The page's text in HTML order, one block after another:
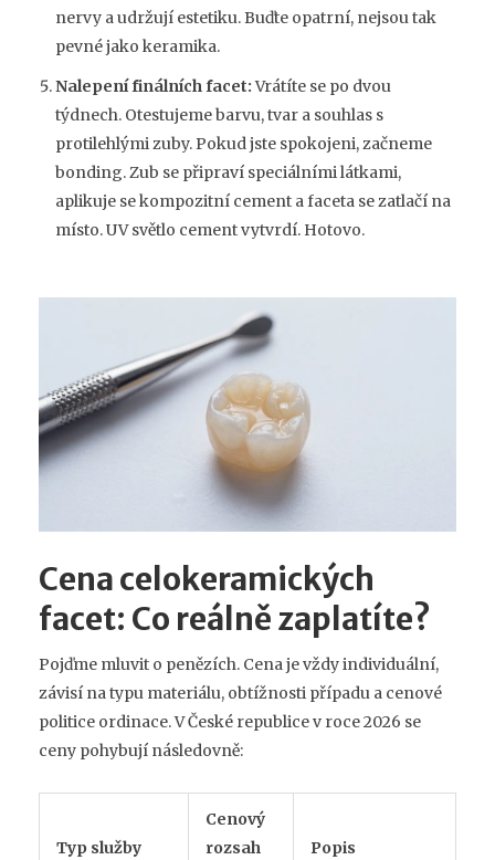
nervy a udržují estetiku. Buďte opatrní, nejsou tak
pevné jako keramika.
Nalepení finálních facet:Vrátíte se po dvou
týdnech. Otestujeme barvu, tvar a souhlas s
protilehlými zuby. Pokud jste spokojeni, začneme
bonding. Zub se připraví speciálními látkami,
aplikuje se kompozitní cement a faceta se zatlačí na
místo. UV světlo cement vytvrdí. Hotovo.
Cena celokeramických
facet: Co reálně zaplatíte?
Pojďme mluvit o penězích. Cena je vždy individuální,
závisí na typu materiálu, obtížnosti případu a cenové
politice ordinace. V České republice v roce 2026 se
ceny pohybují následovně:
Typ služby
Cenový
rozsah
Popis